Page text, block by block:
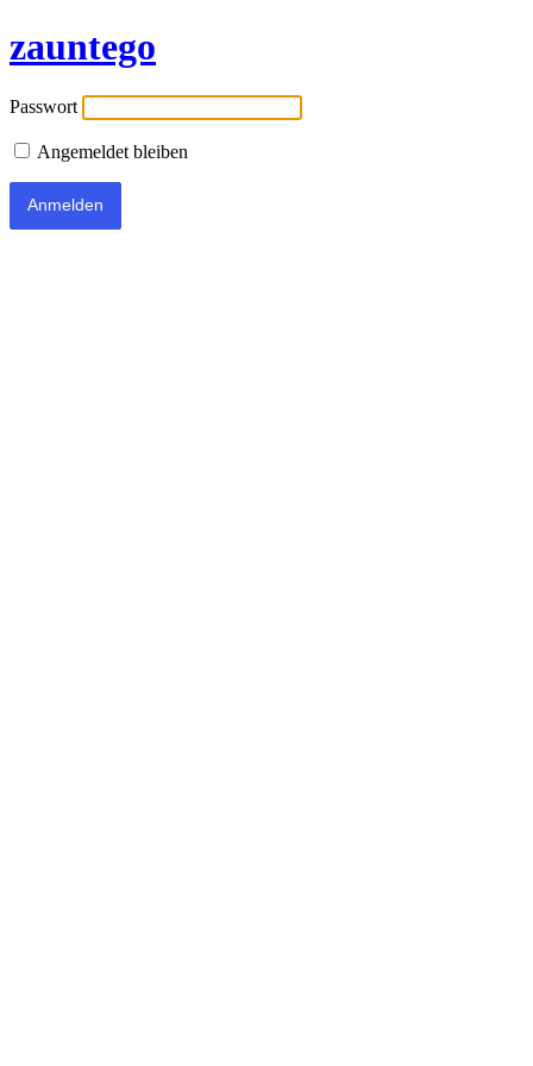
zauntego
Passwort
Angemeldet bleiben